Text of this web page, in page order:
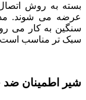
بسته به روش
عرضه می ‌شوند.
سنگین به ‌کار می
سبک ‌تر مناسب
شیر اطمینان ضد